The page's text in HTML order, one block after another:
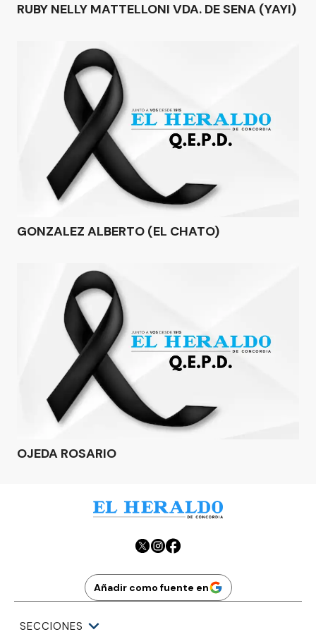
RUBY NELLY MATTELLONI VDA. DE SENA (YAYI)
GONZALEZ ALBERTO (EL CHATO)
OJEDA ROSARIO
Añadir como fuente en
SECCIONES